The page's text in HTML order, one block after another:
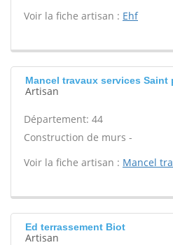
Voir la fiche artisan : Ehf
Mancel travaux services Saint
Artisan
Département: 44
Construction de murs -
Voir la fiche artisan : Mancel
Ed terrassement Biot
Artisan